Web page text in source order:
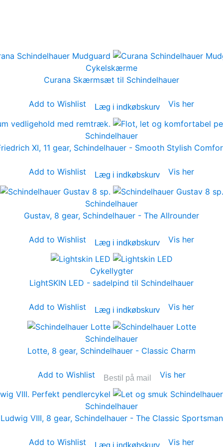
Cykelskærme
Curana Skærmsæt til Schindelhauer
Add to Wishlist Læg i indkøbskurv Vis her
Schindelhauer
XI, 11 gear, Schindelhauer - Smooth Stylish
Add to Wishlist Læg i indkøbskurv Vis her
Schindelhauer
Gustav, 8 gear, Schindelhauer - The Allrounder
Add to Wishlist Læg i indkøbskurv Vis her
Cykellygter
LightSKIN LED - sadelpind til Schindelhauer
Add to Wishlist Læg i indkøbskurv Vis her
Schindelhauer
Lotte, 8 gear, Schindelhauer - Classic Charm
Add to Wishlist Bestil på mail Vis her
Schindelhauer
Ludwig VIII, 8 gear, Schindelhauer - The Classic Sportsman
Add to Wishlist Vis her